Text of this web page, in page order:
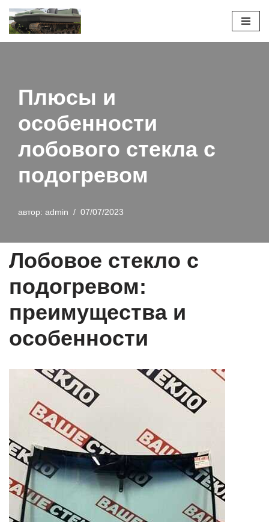
Перейти
Плюсы и
особенности
лобового стекла с
подогревом
автор: admin 07/07/2023
Лобовое стекло с
подогревом:
преимущества и
особенности